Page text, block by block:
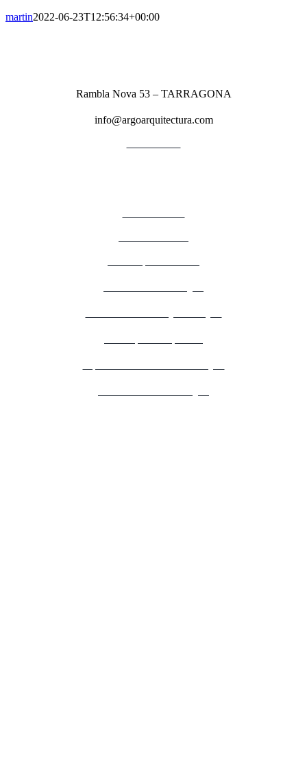
martin2022-06-23T12:56:34+00:00
Rambla Nova 53 – TARRAGONA
info@argoarquitectura.com